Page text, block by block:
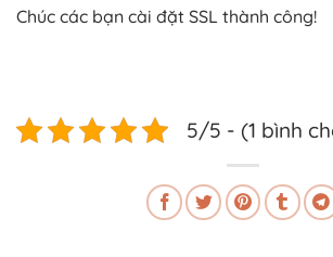
Chúc các bạn cài đặt SSL thành công!
5/5 - (1 bình